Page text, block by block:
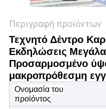
Περιγραφή προϊόντων
Τεχνητό Δέντρο
Εκδηλώσεις
Προσαρμοσμένο
μακροπρόθεσμη
Ονομασία του
προϊόντος